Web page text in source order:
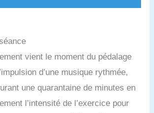
dans les zones touristiques près de
vient le moment du pédalage
d’une musique rythmée,
une quarantaine de minutes en
l’intensité de l’exercice pour